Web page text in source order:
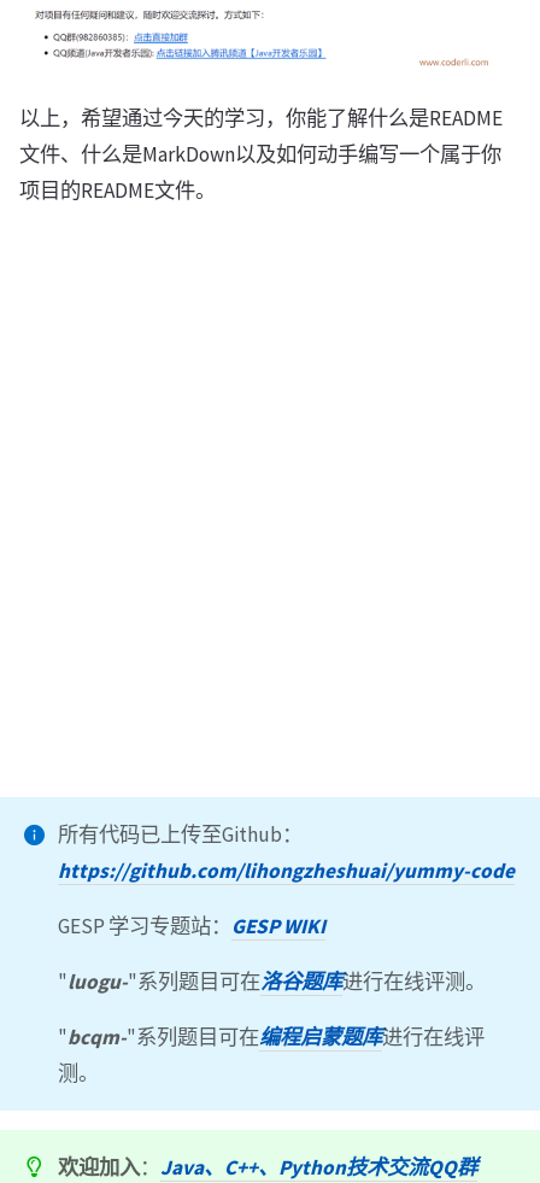
以上，希望通过今天的学习，你能了解什么是README
文件、什么是MarkDown以及如何动手编写一个属于你
项目的README文件。
所有代码已上传至Github：
https://github.com/lihongzheshuai/yummy-code
GESP 学习专题站： GESP WIKI
"luogu-"系列题目可在洛谷题库进行在线评测。
"bcqm-"系列题目可在编程启蒙题库进行在线评
测。
欢迎加入： Java、C++、Python技术交流QQ群